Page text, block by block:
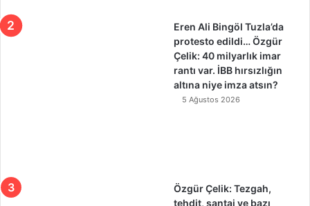
Eren Ali Bingöl Tuzla’da
protesto edildi… Özgür
Çelik: 40 milyarlık imar
rantı var. İBB hırsızlığın
altına niye imza atsın?
5 Ağustos 2026
Özgür Çelik: Tezgah,
tehdit, şantaj ve bazı